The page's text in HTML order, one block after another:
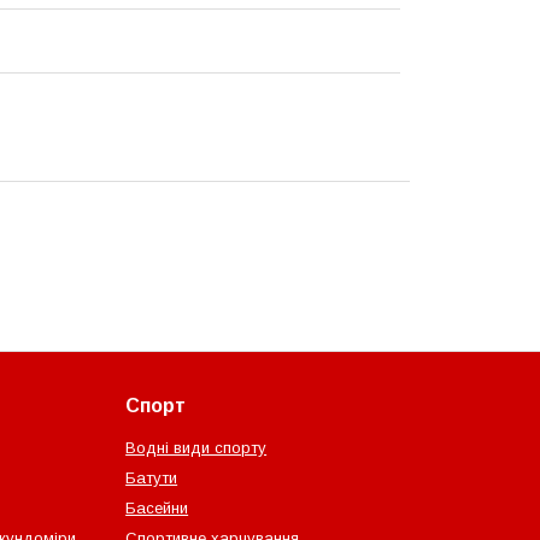
Спорт
Водні види спорту
Батути
Басейни